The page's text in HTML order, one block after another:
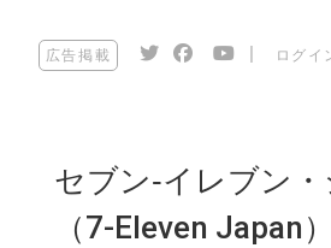
広告掲載 ログイ
セブン‐イレブン
（7-Eleven Japan）